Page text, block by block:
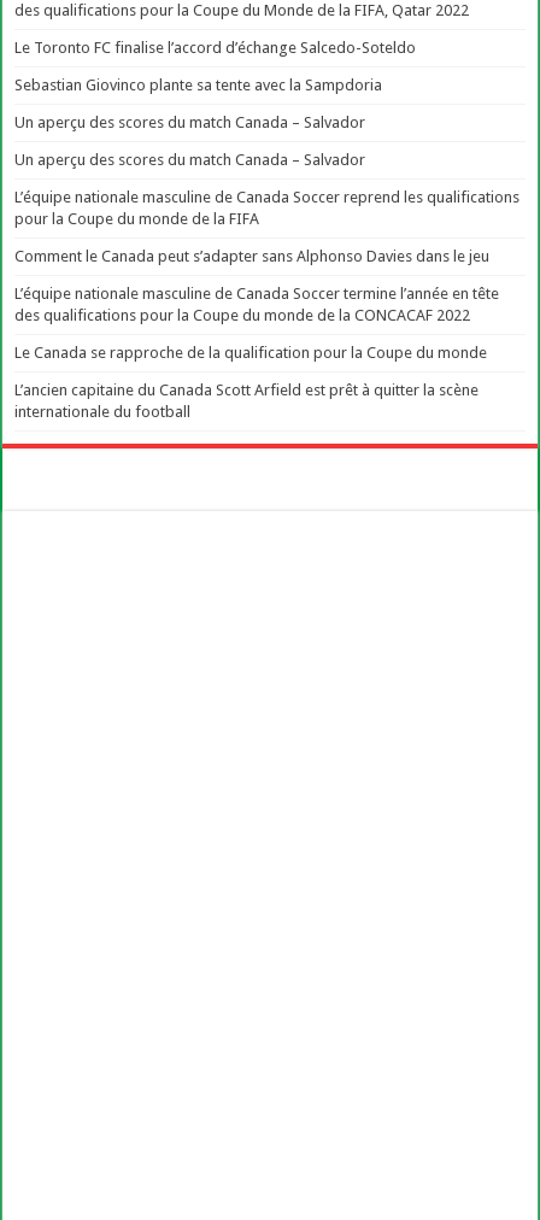
des qualifications pour la Coupe du Monde de la FIFA, Qatar 2022
Le Toronto FC finalise l’accord d’échange Salcedo-Soteldo
Sebastian Giovinco plante sa tente avec la Sampdoria
Un aperçu des scores du match Canada – Salvador
Un aperçu des scores du match Canada – Salvador
L’équipe nationale masculine de Canada Soccer reprend les qualifications
pour la Coupe du monde de la FIFA
Comment le Canada peut s’adapter sans Alphonso Davies dans le jeu
L’équipe nationale masculine de Canada Soccer termine l’année en tête
des qualifications pour la Coupe du monde de la CONCACAF 2022
Le Canada se rapproche de la qualification pour la Coupe du monde
L’ancien capitaine du Canada Scott Arfield est prêt à quitter la scène
internationale du football